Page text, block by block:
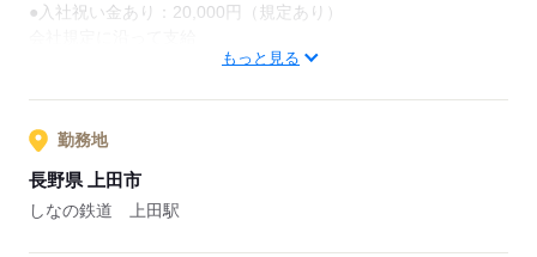
●入社祝い金あり：20,000円（規定あり）
もっと見る
勤務地
長野県 上田市
しなの鉄道 上田駅